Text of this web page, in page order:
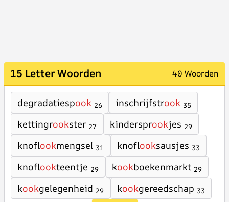
15 Letter Woorden 40 Woorden
degradatiespook 26 inschrijfstrook 35
kettingrookster 27 kindersprookjes 29
knoflookmengsel 31 knoflooksausjes 33
knoflookteentje 29 kookboekenmarkt 29
kookgelegenheid 29 kookgereedschap 33